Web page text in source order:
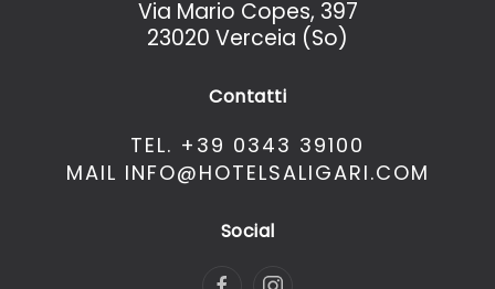
Via Mario Copes, 397
23020 Verceia (So)
Contatti
TEL. +39 0343 39100
MAIL INFO@HOTELSALIGARI.COM
Social